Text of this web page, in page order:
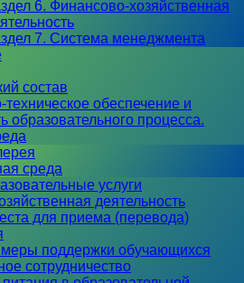
6. Финансово-хозяйственная
7. Система менеджмента
состав
обеспечение и
образовательного процесса.
среда
услуги
деятельность
для приема (перевода)
поддержки обучающихся
сотрудничество